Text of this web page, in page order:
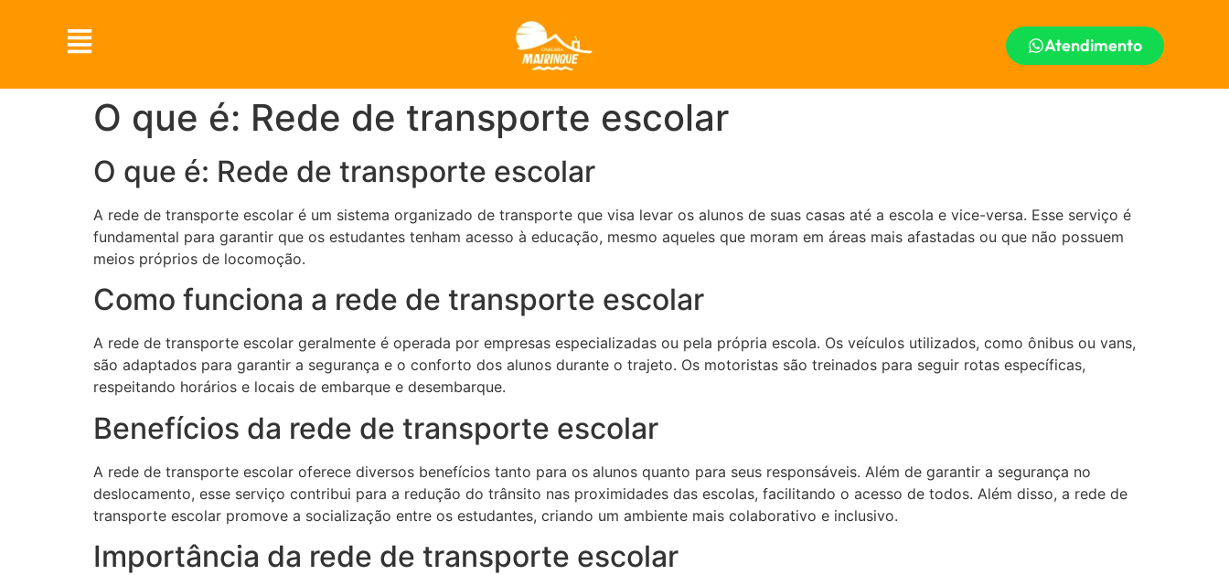
Atendimento
O que é: Rede de transporte escolar
O que é: Rede de transporte escolar
A rede de transporte escolar é um sistema organizado de transporte que visa levar os alunos de suas casas até a escola e vice-versa. Esse serviço é
fundamental para garantir que os estudantes tenham acesso à educação, mesmo aqueles que moram em áreas mais afastadas ou que não possuem
meios próprios de locomoção.
Como funciona a rede de transporte escolar
A rede de transporte escolar geralmente é operada por empresas especializadas ou pela própria escola. Os veículos utilizados, como ônibus ou vans,
são adaptados para garantir a segurança e o conforto dos alunos durante o trajeto. Os motoristas são treinados para seguir rotas específicas,
respeitando horários e locais de embarque e desembarque.
Benefícios da rede de transporte escolar
A rede de transporte escolar oferece diversos benefícios tanto para os alunos quanto para seus responsáveis. Além de garantir a segurança no
deslocamento, esse serviço contribui para a redução do trânsito nas proximidades das escolas, facilitando o acesso de todos. Além disso, a rede de
transporte escolar promove a socialização entre os estudantes, criando um ambiente mais colaborativo e inclusivo.
Importância da rede de transporte escolar